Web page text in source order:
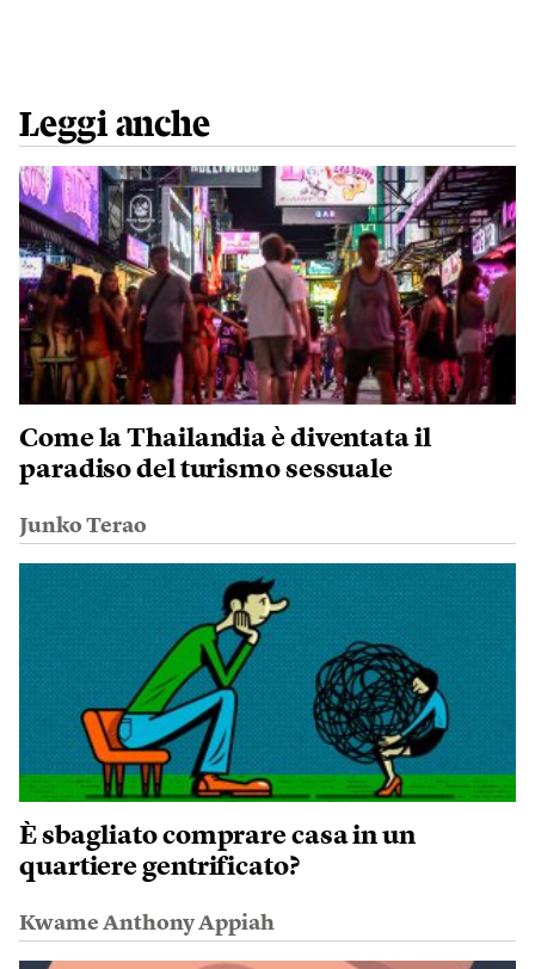
Leggi anche
Come la Thailandia è diventata il
paradiso del turismo sessuale
Junko Terao
È sbagliato comprare casa in un
quartiere gentrificato?
Kwame Anthony Appiah